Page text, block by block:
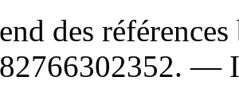
des
. —